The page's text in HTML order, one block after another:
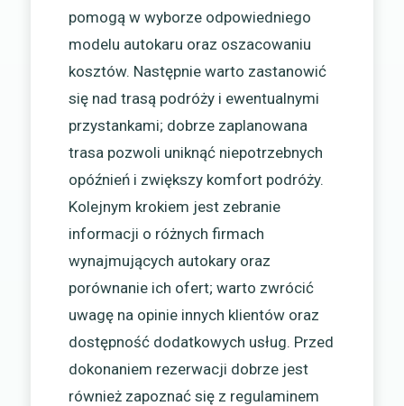
pomogą w wyborze odpowiedniego
modelu autokaru oraz oszacowaniu
kosztów. Następnie warto zastanowić
się nad trasą podróży i ewentualnymi
przystankami; dobrze zaplanowana
trasa pozwoli uniknąć niepotrzebnych
opóźnień i zwiększy komfort podróży.
Kolejnym krokiem jest zebranie
informacji o różnych firmach
wynajmujących autokary oraz
porównanie ich ofert; warto zwrócić
uwagę na opinie innych klientów oraz
dostępność dodatkowych usług. Przed
dokonaniem rezerwacji dobrze jest
również zapoznać się z regulaminem